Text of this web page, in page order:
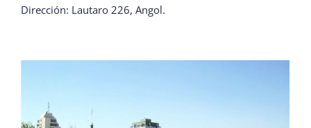
Dirección: Lautaro 226, Angol.